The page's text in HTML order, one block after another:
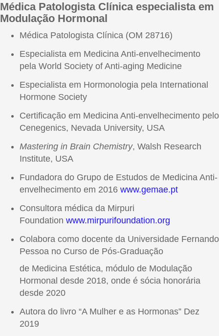
Médica Patologista Clínica especialista em
Modulação Hormonal
Médica Patologista Clínica (OM 28716)
Especialista em Medicina Anti-envelhecimento
pela World Society of Anti-aging Medicine
Especialista em Hormonologia pela International
Hormone Society
Certificação em Medicina Anti-envelhecimento pelo
Cenegenics, Nevada University, USA
Mastering in Brain Chemistry, Walsh Research
Institute, USA
Fundadora do Grupo de Estudos de Medicina Anti-
envelhecimento em 2016 www.gemae.pt
Consultora médica da Mirpuri
Foundation www.mirpurifoundation.org
Colabora como docente da Universidade Fernando
Pessoa no Curso de Pós-Graduação
de Medicina Estética, módulo de Modulação
Hormonal desde 2018, onde é sócia honorária
desde 2020
Autora do livro “A Mulher e as Hormonas” Dez
2019